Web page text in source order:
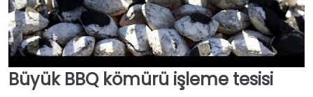
►
Büyük BBQ kömürü işleme tesisi